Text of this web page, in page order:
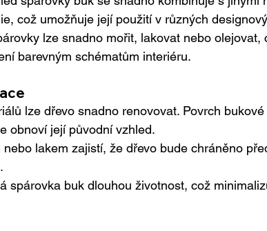
což umožňuje její použití v různých
lze snadno mořit, lakovat nebo olejovat,
barevným schématům interiéru.
lze dřevo snadno renovovat. Povrch
obnoví její původní vzhled.
lakem zajistí, že dřevo bude chráněno
spárovka buk dlouhou životnost, což